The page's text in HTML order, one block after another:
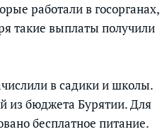
работали в госорганах,
такие выплаты получили
в садики и школы.
из бюджета Бурятии. Для
бесплатное питание.